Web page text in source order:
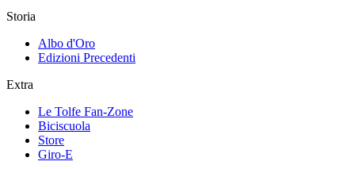
Storia
Albo d'Oro
Edizioni Precedenti
Extra
Le Tolfe Fan-Zone
Biciscuola
Store
Giro-E